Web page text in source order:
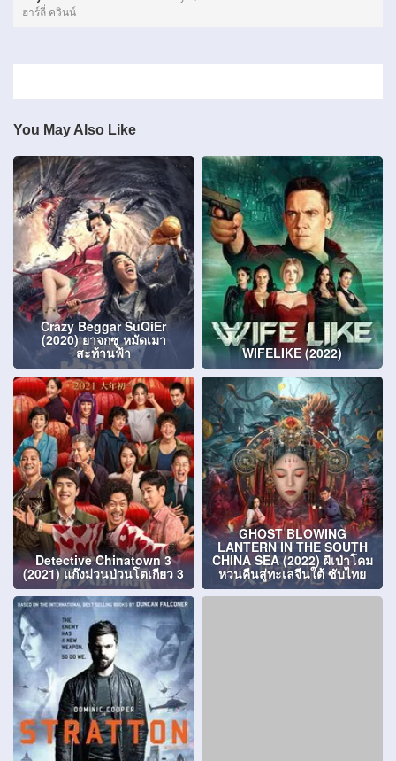
ฮาร์ลี่ ควินน์
You May Also Like
Crazy Beggar SuQiEr
(2020) ยาจกซู หมัดเมา
สะท้านฟ้า WIFELIKE (2022)
Detective Chinatown 3
(2021) แก๊งม่วนป่วนโตเกียว 3
GHOST BLOWING
LANTERN IN THE SOUTH
CHINA SEA (2022) ผีเป่าโคม
หวนคืนสู่ทะเลจีนใต้ ซับไทย